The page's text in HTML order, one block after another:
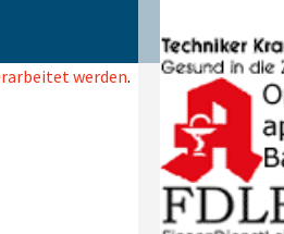
werden.